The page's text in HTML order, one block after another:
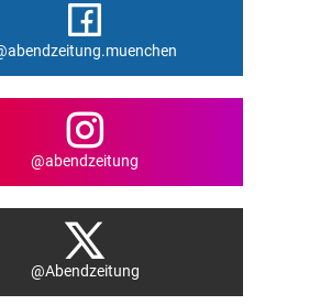
@abendzeitung
@Abendzeitung